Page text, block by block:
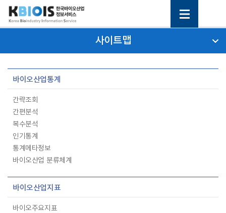
사이트맵
바이오산업통계
간략조회
간편분석
복수분석
인기통계
통계메타정보
바이오산업 분류체계
바이오산업지표
바이오주요지표